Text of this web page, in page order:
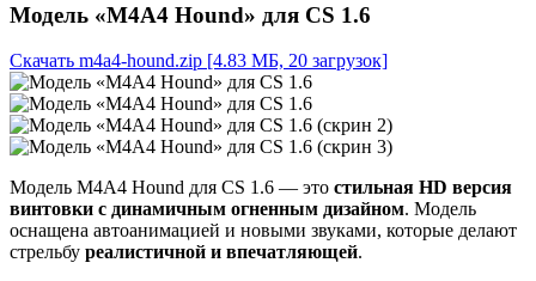
Модель «M4A4 Hound» для CS 1.6
Скачать m4a4-hound.zip [4.83 МБ, 20 загрузок]
Модель M4A4 Hound для CS 1.6 — это стильная HD версия
винтовки с динамичным огненным дизайном. Модель
оснащена автоанимацией и новыми звуками, которые делают
стрельбу реалистичной и впечатляющей.